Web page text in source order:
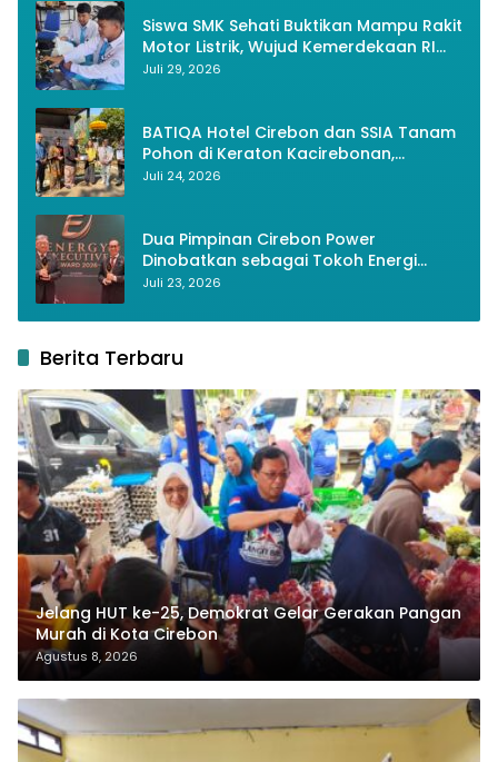
Siswa SMK Sehati Buktikan Mampu Rakit
Motor Listrik, Wujud Kemerdekaan RI
Melalui Inovasi dan Kemandirian
Juli 29, 2026
BATIQA Hotel Cirebon dan SSIA Tanam
Pohon di Keraton Kacirebonan,
Lestarikan Budaya dan Lingkungan
Juli 24, 2026
Dua Pimpinan Cirebon Power
Dinobatkan sebagai Tokoh Energi
Berkelanjutan 2026
Juli 23, 2026
Berita Terbaru
Jelang HUT ke-25, Demokrat Gelar Gerakan Pangan
Murah di Kota Cirebon
Agustus 8, 2026